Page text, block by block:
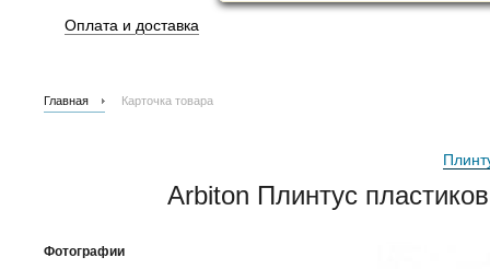
Оплата и доставка
Главная Карточка товара
Arbiton Плинтус
Фотографии